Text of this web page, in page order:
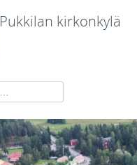
Pukkilan kirkonkylä